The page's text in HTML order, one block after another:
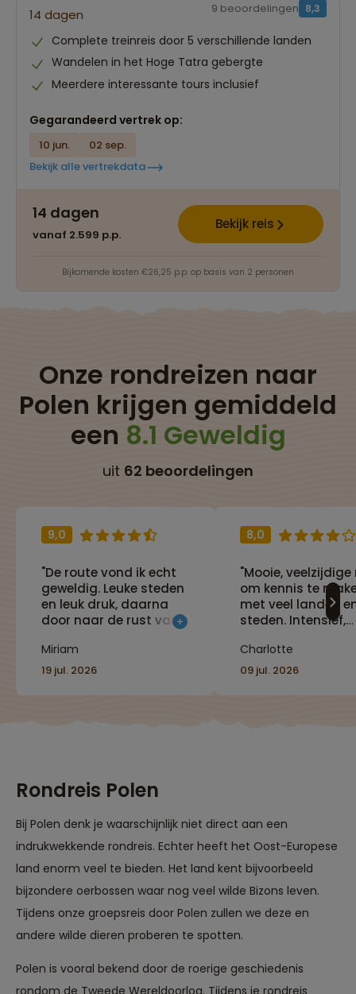
14 dagen 8,3
9 beoordelingen
Complete treinreis door 5 verschillende landen
Wandelen in het Hoge Tatra gebergte
Meerdere interessante tours inclusief
Gegarandeerd vertrek op:
10 jun.
02 sep.
Bekijk alle vertrekdata
14 dagen
vanaf 2.599 p.p.
Bekijk reis
Bijkomende kosten €26,25 p.p. op basis van 2 personen
Onze rondreizen naar
Polen krijgen gemiddeld
een 8.1 Geweldig
uit 62 beoordelingen
9,0
"De route vond ik echt
geweldig. Leuke steden
en leuk druk, daarna
door naar de rust van
weer door naar de
steden."
Miriam
19 jul. 2026
8,0
"Mooie, veelzijdige
om kennis te
met veel landen
steden. Intensief,
Twee dagen in de
bergen van
Charlotte
09 jul. 2026
Rondreis Polen
Bij Polen denk je waarschijnlijk niet direct aan een
indrukwekkende rondreis. Echter heeft het Oost-Europese
land enorm veel te bieden. Het land kent bijvoorbeeld
bijzondere oerbossen waar nog veel wilde Bizons leven.
Tijdens onze groepsreis door Polen zullen we deze en
andere wilde dieren proberen te spotten.
Polen is vooral bekend door de roerige geschiedenis